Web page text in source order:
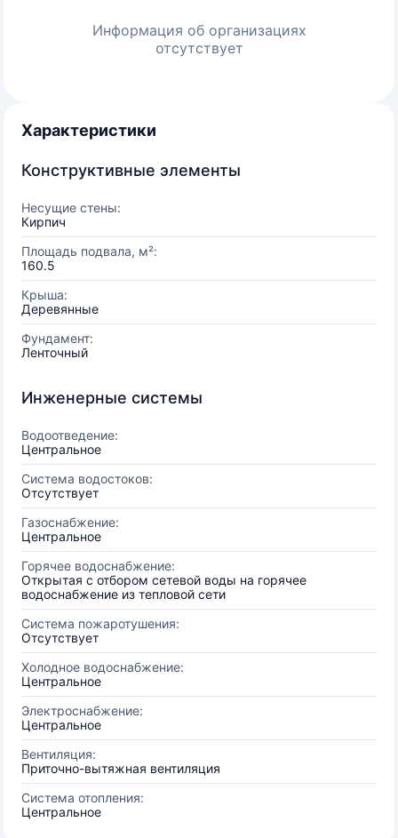
Информация об организациях
отсутствует
Характеристики
Конструктивные элементы
Несущие стены:
Кирпич
Площадь подвала, м²:
160.5
Крыша:
Деревянные
Фундамент:
Ленточный
Инженерные системы
Водоотведение:
Центральное
Система водостоков:
Отсутствует
Газоснабжение:
Центральное
Горячее водоснабжение:
Открытая с отбором сетевой воды на горячее
водоснабжение из тепловой сети
Система пожаротушения:
Отсутствует
Холодное водоснабжение:
Центральное
Электроснабжение:
Центральное
Вентиляция:
Приточно-вытяжная вентиляция
Система отопления:
Центральное